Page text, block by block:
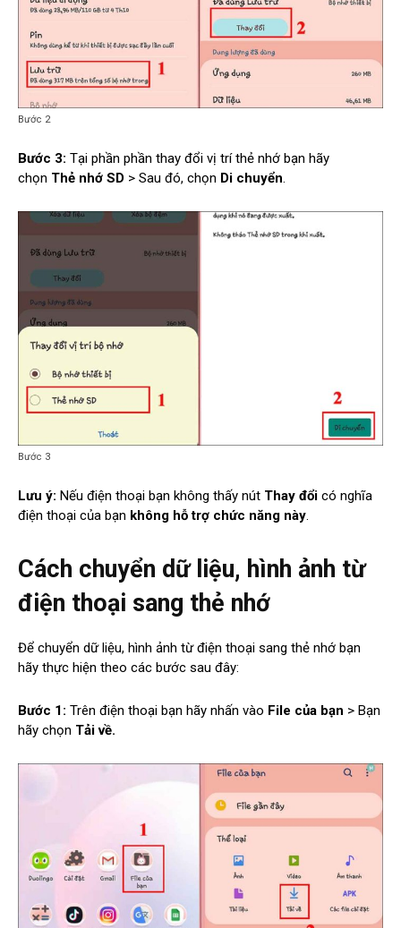
Bước 2
Bước 3: Tại phần phần thay đổi vị trí thẻ nhớ bạn hãy
chọn Thẻ nhớ SD > Sau đó, chọn Di chuyển.
Bước 3
Lưu ý: Nếu điện thoại bạn không thấy nút Thay đổi có nghĩa
điện thoại của bạn không hỗ trợ chức năng này.
Cách chuyển dữ liệu, hình ảnh từ
điện thoại sang thẻ nhớ
Để chuyển dữ liệu, hình ảnh từ điện thoại sang thẻ nhớ bạn
hãy thực hiện theo các bước sau đây:
Bước 1: Trên điện thoại bạn hãy nhấn vào File của bạn > Bạn
hãy chọn Tải về.